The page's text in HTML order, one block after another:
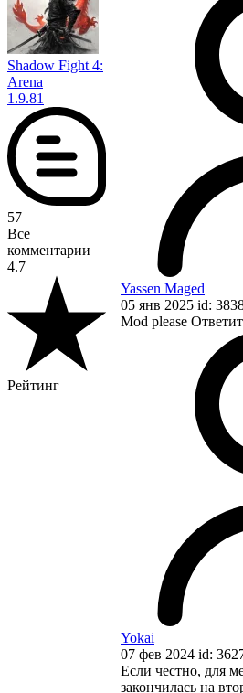
Shadow Fight 4:
Arena
1.9.81
57
Все
комментарии
4.7
Рейтинг
Yassen Maged
05 янв 2025 id:
Mod please
Yokai
07 фев 2024 id:
Если честно, для
закончилась на